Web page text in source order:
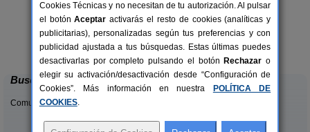
6 pers.
desde13 €
Complejo Rural Atalaya
Cieza (Murcia)
Buscar
Comunidades:
Cookies Técnicas y no necesitan de tu autorización. Al pulsar
el botónAceptar activarás el resto de cookies (analíticas y
publicitarias), personalizadas según tus preferencias y con
publicidad ajustada a tus búsquedas. Estas últimas puedes
desactivarlas por completo pulsando el botón Rechazar o
elegir su activación/desactivación desde “Configuración de
Cookies”. Más información en nuestra
POLÍTICA DE
COOKIES.